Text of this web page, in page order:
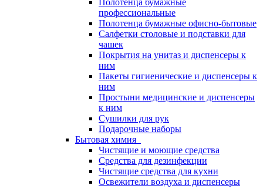
Полотенца бумажные
профессиональные
Полотенца бумажные офисно-бытовые
Салфетки столовые и подставки для
чашек
Покрытия на унитаз и диспенсеры к
ним
Пакеты гигиенические и диспенсеры к
ним
Простыни медицинские и диспенсеры
к ним
Сушилки для рук
Подарочные наборы
Бытовая химия
Чистящие и моющие средства
Средства для дезинфекции
Чистящие средства для кухни
Освежители воздуха и диспенсеры